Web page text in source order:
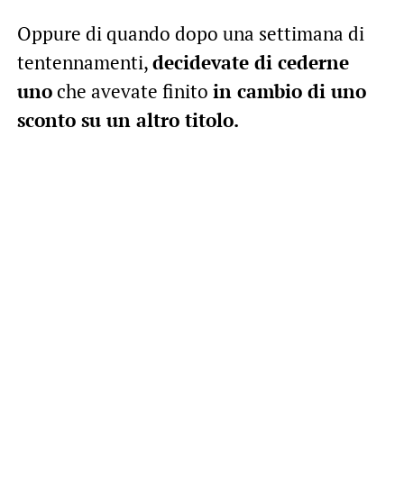
Oppure di quando dopo una settimana di
tentennamenti,decidevate di cederne
unoche avevate finito in cambio di uno
sconto su un altro titolo.